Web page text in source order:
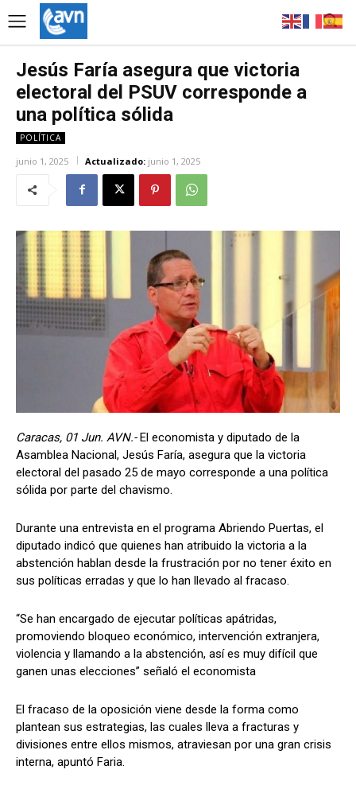
Jesús Faría asegura que victoria
electoral del PSUV corresponde a
una política sólida
POLÍTICA
junio 1, 2025 Actualizado: junio 1, 2025
Caracas, 01 Jun. AVN.-El economista y diputado de la
Asamblea Nacional, Jesús Faría, asegura que la victoria
electoral del pasado 25 de mayo corresponde a una política
sólida por parte del chavismo.
Durante una entrevista en el programa Abriendo Puertas, el
diputado indicó que quienes han atribuido la victoria a la
abstención hablan desde la frustración por no tener éxito en
sus políticas erradas y que lo han llevado al fracaso.
“Se han encargado de ejecutar políticas apátridas,
promoviendo bloqueo económico, intervención extranjera,
violencia y llamando a la abstención, así es muy difícil que
ganen unas elecciones” señaló el economista
El fracaso de la oposición viene desde la forma como
plantean sus estrategias, las cuales lleva a fracturas y
divisiones entre ellos mismos, atraviesan por una gran crisis
interna, apuntó Faria.